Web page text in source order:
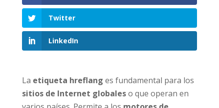
Twitter
LinkedIn
La etiqueta hreflang es fundamental para los
sitios de Internet globaleso que operan en